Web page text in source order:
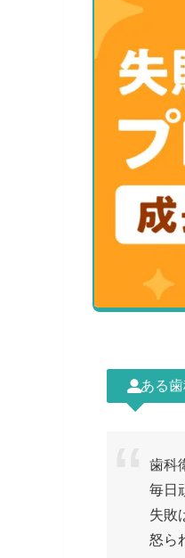
ある歯
歯科
毎日
失敗
怒ら